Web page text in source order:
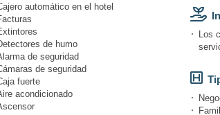
automático en el hotel
de humo
de seguridad
de seguridad
fuerte
acondicionado
Los